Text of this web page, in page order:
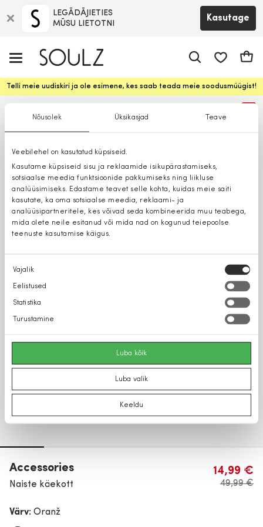
Nõusolek Üksikasjad Teave
Veebilehel on kasutatud küpsiseid.
Kasutame küpsiseid sisu ja reklaamide isikupärastamiseks,
sotsiaalse meedia funktsioonide pakkumiseks ning liikluse
analüüsimiseks. Edastame teavet selle kohta, kuidas meie saiti
kasutate, ka oma sotsiaalse meedia, reklaami- ja
analüüsipartneritele, kes võivad seda kombineerida muu teabega,
mida olete neile esitanud või mida nad on kogunud teiepoolse
teenuste kasutamise käigus.
Nõusoleku
valik
Vajalik
Eelistused
Statistika
Turustamine
Luba kõik
Luba valik
Keeldu
LEGĀDĀJIETIES
MŪSU LIETOTNI
Kasutage
Telli meie uudiskiri ja ole esimene, kes saab teada meie soodusmüügist!
Accessories
Naiste käekott
14,99 €
49,99 €
Värv: Oranž